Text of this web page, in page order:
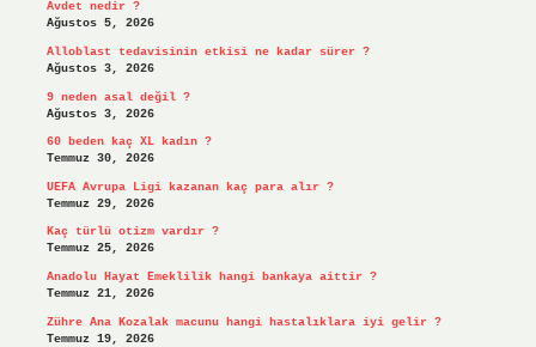
Avdet nedir ?
Ağustos 5, 2026
Alloblast tedavisinin etkisi ne kadar sürer ?
Ağustos 3, 2026
9 neden asal değil ?
Ağustos 3, 2026
60 beden kaç XL kadın ?
Temmuz 30, 2026
UEFA Avrupa Ligi kazanan kaç para alır ?
Temmuz 29, 2026
Kaç türlü otizm vardır ?
Temmuz 25, 2026
Anadolu Hayat Emeklilik hangi bankaya aittir ?
Temmuz 21, 2026
Zühre Ana Kozalak macunu hangi hastalıklara iyi gelir ?
Temmuz 19, 2026